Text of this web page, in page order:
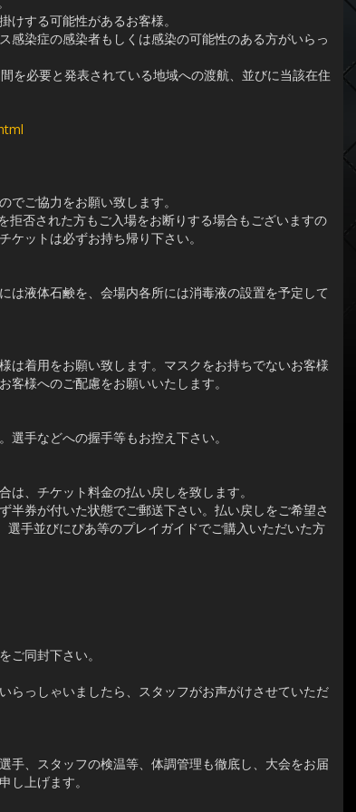
けする可能性があるお客様。
感染症の感染者もしくは感染の可能性のある方がいらっ
を必要と発表されている地域への渡航、並びに当該在住
ご協力をお願い致します。
否された方もご入場をお断りする場合もございますの
ットは必ずお持ち帰り下さい。
は液体石鹸を、会場内各所には消毒液の設置を予定して
は着用をお願い致します。マスクをお持ちでないお客様
様へのご配慮をお願いいたします。
手などへの握手等もお控え下さい。
は、チケット料金の払い戻しを致します。
券が付いた状態でご郵送下さい。払い戻しをご希望さ
手並びにぴあ等のプレイガイドでご購入いただいた方
同封下さい。
っしゃいましたら、スタッフがお声がけさせていただ
手、スタッフの検温等、体調管理も徹底し、大会をお届
し上げます。